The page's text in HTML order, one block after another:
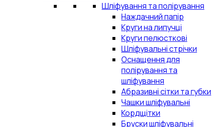
Шліфування та полірування
Наждачний папір
Круги на липучці
Круги пелюсткові
Шліфувальні стрічки
Оснащення для
полірування та
шліфування
Абразивні сітки та губки
Чашки шліфувальні
Кордщітки
Бруски шліфувальні